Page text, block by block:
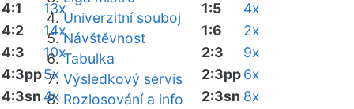
Univerzitní souboj
Návštěvnost
Tabulka
Výsledkový servis
Rozlosování a info
4:1
13x
4:2
14x
4:3
10x
4:3pp5x
4:3sn 4x
1:5
4x
1:6
2x
2:3
9x
2:3pp6x
2:3sn 8x